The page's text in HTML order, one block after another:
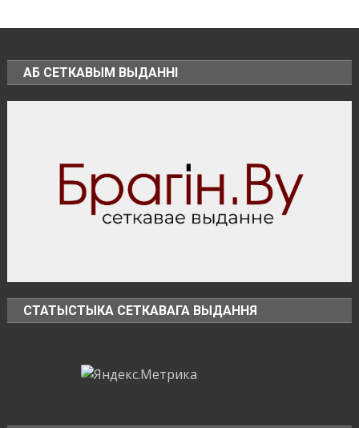
в
зону
АБ СЕТКАВЫМ ВЫДАННІ
СТАТЫСТЫКА СЕТКАВАГА ВЫДАННЯ